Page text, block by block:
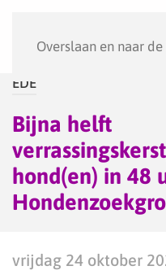
Overslaan en naar
EDE
Bijna helft
hond(en) in 48
vrijdag 24 oktober